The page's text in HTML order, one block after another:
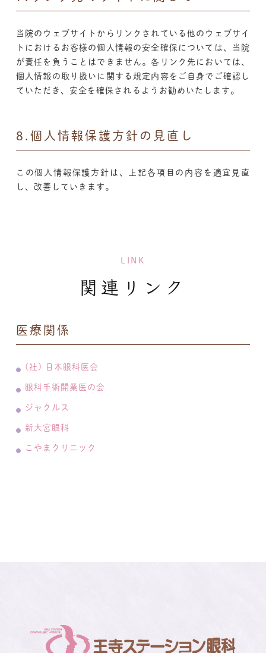
当院のウェブサイトからリンクされている他のウェブサイ
トにおけるお客様の個人情報の安全確保については、当院
が責任を負うことはできません。各リンク先においては、
個人情報の取り扱いに関する規定内容をご自身でご確認し
ていただき、安全を確保されるようお勧めいたします。
8.個人情報保護方針の見直し
この個人情報保護方針は、上記各項目の内容を適宜見直
し、改善していきます。
LINK
関連リンク
医療関係
(社) 日本眼科医会
眼科手術開業医の会
ジャクルス
新大宮眼科
こやまクリニック